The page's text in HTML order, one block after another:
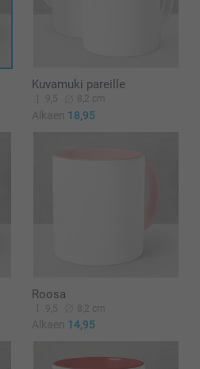
Kuvamuki pareille
9,5 8,2 cm
Alkaen 18,95
Roosa
9,5 8,2 cm
Alkaen 14,95